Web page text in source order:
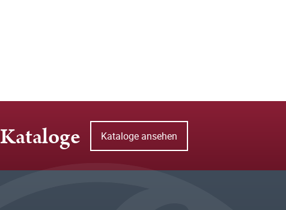
Kataloge Kataloge ansehen